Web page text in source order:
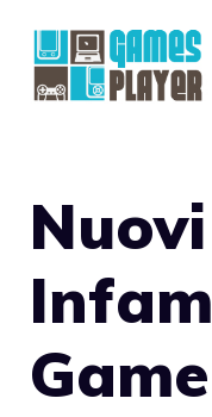
contenuto